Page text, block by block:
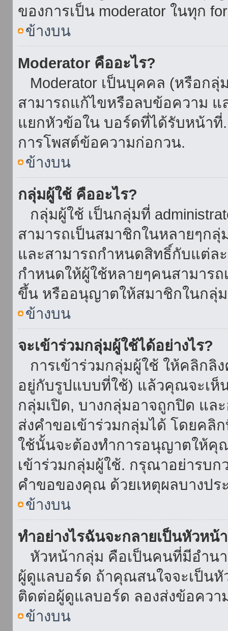
ของการเป็น moderator ในทุก
ข้างบน
Moderator คืออะไร?
Moderator เป็นบุคคล (หรือก
สามารถแก้ไขหรือลบข้อความ แ
แยกหัวข้อใน บอร์ดที่ได้รับหน้าที่
การโพสต์ข้อความก่อกวน.
ข้างบน
กลุ่มผู้ใช้ คืออะไร?
กลุ่มผู้ใช้ เป็นกลุ่มที่
สามารถเป็นสมาชิกในหลายๆก
และสามารถกำหนดสิทธิ์กับแต่ล
กำหนดให้ผู้ใช้หลายๆคนสามารถ
ขึ้น หรืออนุญาตให้สมาชิกในกลุ่ม
ข้างบน
จะเข้าร่วมกลุ่มผู้ใช้ได้อย่างไร?
การเข้าร่วมกลุ่มผู้ใช้ ให้คลิก
อยู่กับรูปแบบที่ใช้) แล้วคุณจะเห็
กลุ่มเปิด, บางกลุ่มอาจถูกปิด แ
ส่งคำขอเข้าร่วมกลุ่มได้ โดยคลิ
ใช้นั้นจะต้องทำการอนุญาตให้คุ
เข้าร่วมกลุ่มผู้ใช้. กรุณาอย่ารบก
คำขอของคุณ ด้วยเหตุผลบางปร
ข้างบน
ทำอย่างไรฉันจะกลายเป็นหัวหน้
หัวหน้ากลุ่ม คือเป็นคนที่มีอำนา
ผู้ดูแลบอร์ด ถ้าคุณสนใจจะเป็น
ติดต่อผู้ดูแลบอร์ด ลองส่งข้อคว
ข้างบน